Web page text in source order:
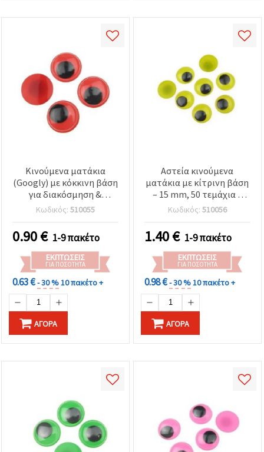
Κινούμενα ματάκια
(Googly) με κόκκινη βάση
για διακόσμηση &
κατασκευές DIY, 15 mm,
50 τεμ.
Κωδικός: 510055
0.90€ 1-9 πακέτο
ΕΚΠΤΏΣΕΙΣ
ΓΙΑ ΠΟΣΌΤΗΤΑ
0.63 €- 30 %10 πακέτο +
ΑΓΟΡΆ
Αστεία κινούμενα
ματάκια με κίτρινη βάση
– 15 mm, 50 τεμάχια –
Ιδανικά για παιδικές
χειροτεχνίες,
διακόσμηση & DIY
κατασκευές
Κωδικός: 510056
1.40€ 1-9 πακέτο
ΕΚΠΤΏΣΕΙΣ
ΓΙΑ ΠΟΣΌΤΗΤΑ
0.98 €- 30 %10 πακέτο +
ΑΓΟΡΆ